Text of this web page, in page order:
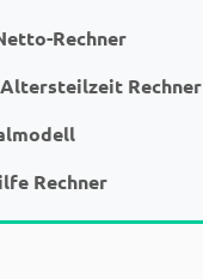
Rechner
Altersteilzeit Rechner
Rechner